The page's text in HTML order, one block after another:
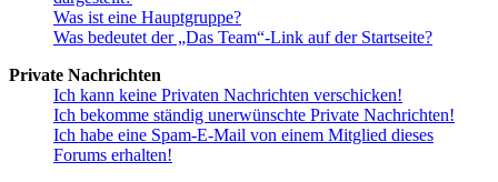
Was ist eine Hauptgruppe?
Was bedeutet der „Das Team“-Link auf der Startseite?
Private Nachrichten
Ich kann keine Privaten Nachrichten verschicken!
Ich bekomme ständig unerwünschte Private Nachrichten!
Ich habe eine Spam-E-Mail von einem Mitglied dieses
Forums erhalten!